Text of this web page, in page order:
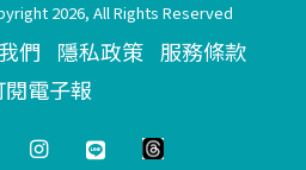
2026, All Rights Reserved
們 隱私政策 服務條款
閱電子報